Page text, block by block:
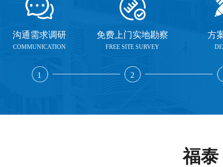
沟通需求调研
COMMUNICATION
1
免费上门实地勘察
FREE SITE SURVEY
2
方
福泰